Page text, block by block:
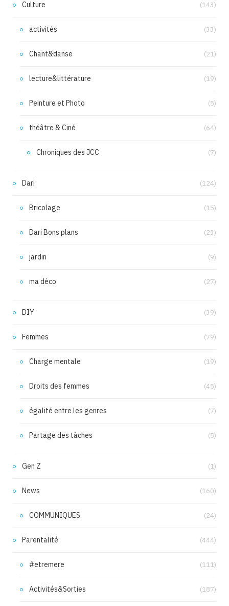
Culture (143)
activités (33)
Chant&danse (21)
lecture&littérature (19)
Peinture et Photo (5)
théâtre & Ciné (64)
Chroniques des JCC (7)
Dari (124)
Bricolage (15)
Dari Bons plans (23)
jardin (9)
ma déco (27)
DIY (39)
Femmes (79)
Charge mentale (19)
Droits des femmes (45)
égalité entre les genres (7)
Partage des tâches (5)
Gen Z (1)
News (160)
COMMUNIQUES (24)
Parentalité (444)
#etremere (111)
Activités&Sorties (187)